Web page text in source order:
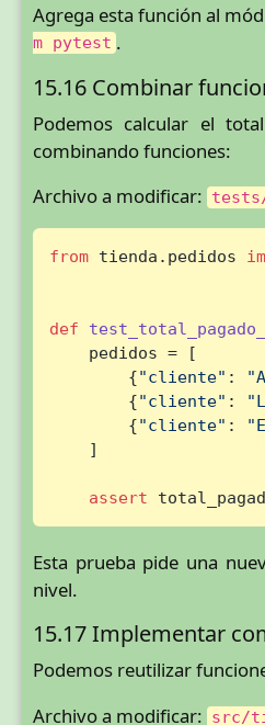
Agrega esta función al
m pytest .
15.16 Combinar
Podemos calcular el
combinando funciones:
Archivo a modificar:
from tienda.pedidos
def
    pedidos = [
        {
"cliente" :
        {
"cliente" :
        {
"cliente" :
    ]
assert
Esta prueba pide una
nivel.
15.17 Implementar
Podemos reutilizar
Archivo a modificar: src/